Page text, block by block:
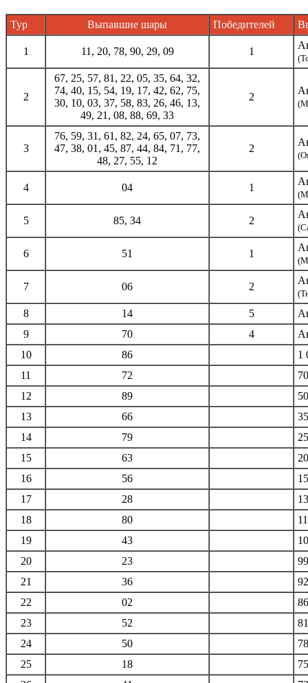
Тур Выпавшие шары Победителей
1 11, 20, 78, 90, 29, 09 1
2
67, 25, 57, 81, 22, 05, 35, 64, 32,
74, 40, 15, 54, 19, 17, 42, 62, 75,
30, 10, 03, 37, 58, 83, 26, 46, 13,
49, 21, 08, 88, 69, 33
2
3
76, 59, 31, 61, 82, 24, 65, 07, 73,
47, 38, 01, 45, 87, 44, 84, 71, 77,
48, 27, 55, 12
2
4 04 1
5 85, 34 2
6 51 1
7 06 2
8 14 5
9
70 4
10
86
1
11
72
12
89
13
66
14
79
15
63
16
56
17
28
18
80
19
43
20
23
99
21
36
92
22
02
86
23
52
81
24
50
78
25
18
75